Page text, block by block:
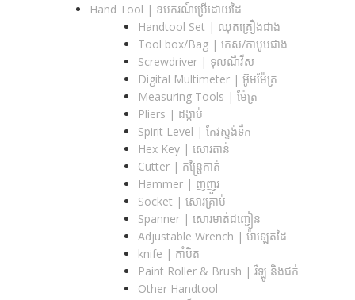
Hand Tool | ឧបករណ៍ប្រើដោយដៃ
Handtool Set | ឈុតគ្រឿងជាង
Tool box/Bag | កេស/កាបូបជាង
Screwdriver | ទុលណឺវីស
Digital Multimeter | អ៊ូមម៉ែត្រ
Measuring Tools | ម៉ែត្រ
Pliers | ដង្កាប់
Spirit Level | កែវស្ទង់ទឹក
Hex Key | សោរតាន់
Cutter | កន្រ្តៃកាត់
Hammer | ញញួរ
Socket | សោរគ្រាប់
Spanner |​ សោរមាត់ជញ្ជៀន
Adjustable Wrench |​ ម៉ាឡេតដៃ
knife | កាំបិត
Paint Roller & Brush | រឺឡូ និងជក់
Other Handtool